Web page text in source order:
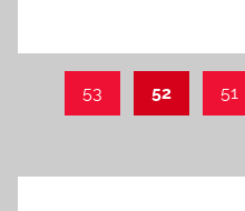
51
52
53